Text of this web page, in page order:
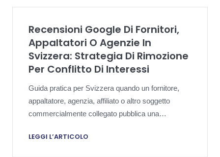
Recensioni Google Di Fornitori,
Appaltatori O Agenzie In
Svizzera: Strategia Di Rimozione
Per Conflitto Di Interessi
Guida pratica per Svizzera quando un fornitore,
appaltatore, agenzia, affiliato o altro soggetto
commercialmente collegato pubblica una
cliente.
LEGGI L’ARTICOLO